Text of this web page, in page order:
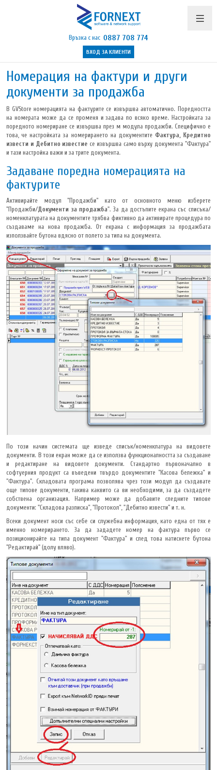
Продукти и цени
Поддръжка
Бюлетин
Полезно
Указания
Контакти
Връзка с нас 0887 708 774
ВХОД ЗА КЛИЕНТИ
Номерация на фактури и други
документи за продажба
В GVStore номерацията на фактурите се извършва автоматично. Поредността
на номерата може да се променя и задава по всяко време. Настройката за
поредното номериране се извършва през м модула продажби. Специфично е
това, че настройката за номерирането на документите Фактура, Кредитно
извести и Дебитно известие се извършва само върху документа "Фактура"
и тази настройка важи и за трите документа.
Задаване поредна номерацията на
фактурите
Активирайте модул "Продажби" като от основното меню изберете
"Продажби/Документи за продажба". За да достъпите екрана със списъка/
номенклатурата на документите трябва фиктивно да активирате процедура по
създаваме на нова продажба. От екрана с информация за продажбата
използвайте бутона вдясно от полето за типа на документа.
По този начин системата ще изведе списък/номенклатура на видовете
документи. В този екран може да се използва функционалността за създаване
и редактиране на видовете документи. Стандартно първоначално в
софтуерния продукт са въведени твърдо документите "Касова бележка" и
"Фактура". Складовата програма позволява чрез този модул да създавате
още типове документи, такива каквито са ви необходими, за да създадете
собствена организация. Например може да добавите следните типове
документи: "Складова разписка", "Протокол", "Дебитно извести" и т. н.
Всеки документ носи със себе си служебна информация, като една от тях е
именно номерирането. За да зададете номер на фактура първо се
позиционирайте на типа документ "Фактура" и след това натиснете бутона
"Редактирай" (долу вляво).